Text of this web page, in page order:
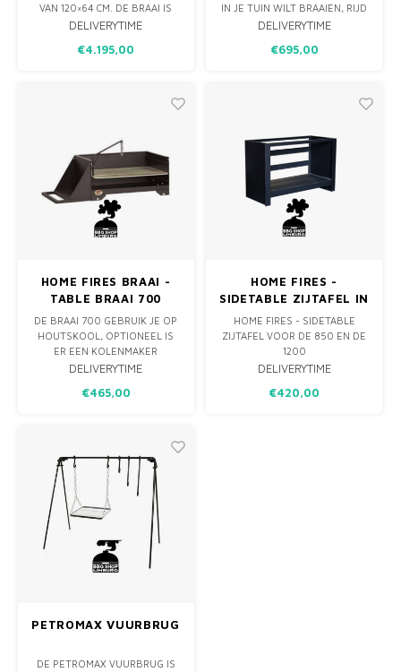
VAN 120×64 CM. DE BRAAI IS
IETS DIEPER DAN REGULIERE
IS VOOR GROTE STUKKEN
KOLENMAKER NAAR RECHTS
DELIVERYTIME
€4.195,00
IN JE TUIN WILT BRAAIEN, RIJD
JE DE HOME FIRES TROLLEY
PLEK. DEZE MOBIELE BRAAI
COMPLETE BRAAI ALS GROOT
DELIVERYTIME
€695,00
HOME FIRES BRAAI -
TABLE BRAAI 700
DE BRAAI 700 GEBRUIK JE OP
HOUTSKOOL, OPTIONEEL IS
ER EEN KOLENMAKER
BESCHIKBAAR. JE HEBT DUS
OPPERVLAK EN EEN HOUDER
MAKKELIJK EN VEILIG ROEREN.
LET OP ! ZONDER O
DELIVERYTIME
€465,00
HOME FIRES -
SIDETABLE ZIJTAFEL IN
2 MATEN
HOME FIRES - SIDETABLE
ZIJTAFEL VOOR DE 850 EN DE
1200
DELIVERYTIME
€420,00
PETROMAX VUURBRUG
DE PETROMAX VUURBRUG IS